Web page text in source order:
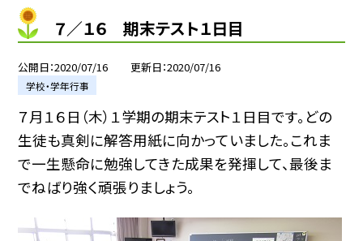
７／１６ 期末テスト１日目
公開日 2020/07/16 更新日 2020/07/16
学校・学年行事
７月１６日（木）１学期の期末テスト１日目です。どの
生徒も真剣に解答用紙に向かっていました。これま
で一生懸命に勉強してきた成果を発揮して、最後ま
でねばり強く頑張りましょう。